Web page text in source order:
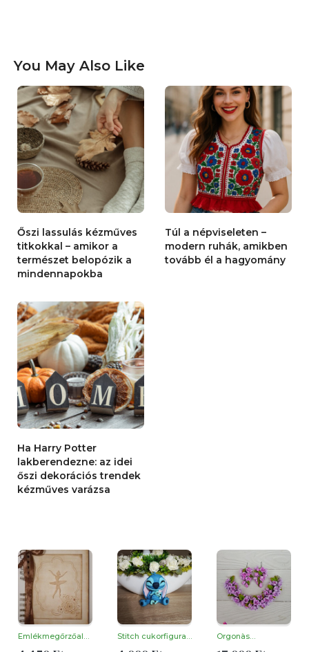
You May Also Like
Őszi lassulás kézműves
titkokkal – amikor a
természet belopózik a
mindennapokba
Túl a népviseleten –
modern ruhák, amikben
tovább él a hagyomány
Ha Harry Potter
lakberendezne: az idei
őszi dekorációs trendek
kézműves varázsa